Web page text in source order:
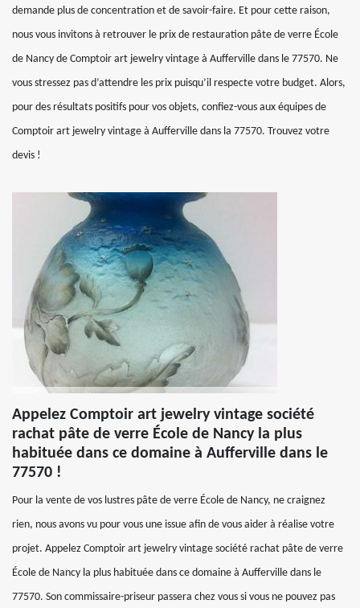
demande plus de concentration et de savoir-faire. Et pour cette raison,
nous vous invitons à retrouver le prix de restauration pâte de verre École
de Nancy de Comptoir art jewelry vintage à Aufferville dans le 77570. Ne
vous stressez pas d’attendre les prix puisqu’il respecte votre budget. Alors,
pour des résultats positifs pour vos objets, confiez-vous aux équipes de
Comptoir art jewelry vintage à Aufferville dans la 77570. Trouvez votre
devis !
Appelez Comptoir art jewelry vintage société
rachat pâte de verre École de Nancy la plus
habituée dans ce domaine à Aufferville dans le
77570 !
Pour la vente de vos lustres pâte de verre École de Nancy, ne craignez
rien, nous avons vu pour vous une issue afin de vous aider à réalise votre
projet. Appelez Comptoir art jewelry vintage société rachat pâte de verre
École de Nancy la plus habituée dans ce domaine à Aufferville dans le
77570. Son commissaire-priseur passera chez vous si vous ne pouvez pas